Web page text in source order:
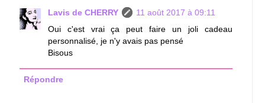
Lavis de CHERRY
11 août 2017 à 09:11
Oui c'est vrai ça peut faire un joli cadeau
personnalisé, je n'y avais pas pensé
Bisous
Répondre